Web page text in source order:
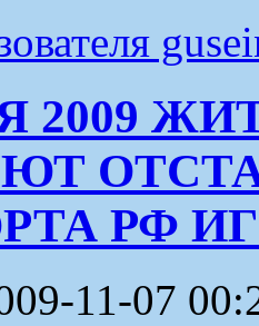
2009
РФ
11-07